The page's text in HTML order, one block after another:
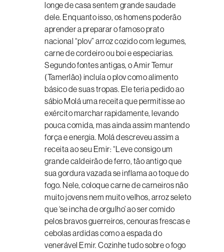
longe de casa sentem grande saudade
dele. Enquanto isso, os homens poderão
aprender a preparar o famoso prato
nacional “plov” arroz cozido com legumes,
carne de cordeiro ou boi e especiarias.
Segundo fontes antigas, o Amir Temur
(Tamerlão) incluía o plov como alimento
básico de suas tropas. Ele teria pedido ao
sábio Molá uma receita que permitisse ao
exército marchar rapidamente, levando
pouca comida, mas ainda assim mantendo
força e energia. Molá descreveu assim a
receita ao seu Emir: “Leve consigo um
grande caldeirão de ferro, tão antigo que
sua gordura vazada se inflama ao toque do
fogo. Nele, coloque carne de carneiros não
muito jovens nem muito velhos, arroz seleto
que ‘se incha de orgulho’ ao ser comido
pelos bravos guerreiros, cenouras frescas e
cebolas ardidas como a espada do
venerável Emir. Cozinhe tudo sobre o fogo